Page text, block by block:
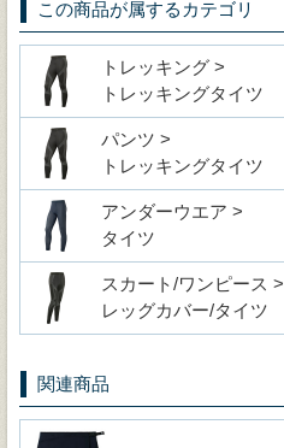
この商品が属するカテゴリ
トレッキング >
トレッキングタイツ
パンツ >
トレッキングタイツ
アンダーウエア >
タイツ
スカート/ワンピース >
レッグカバー/タイツ
関連商品